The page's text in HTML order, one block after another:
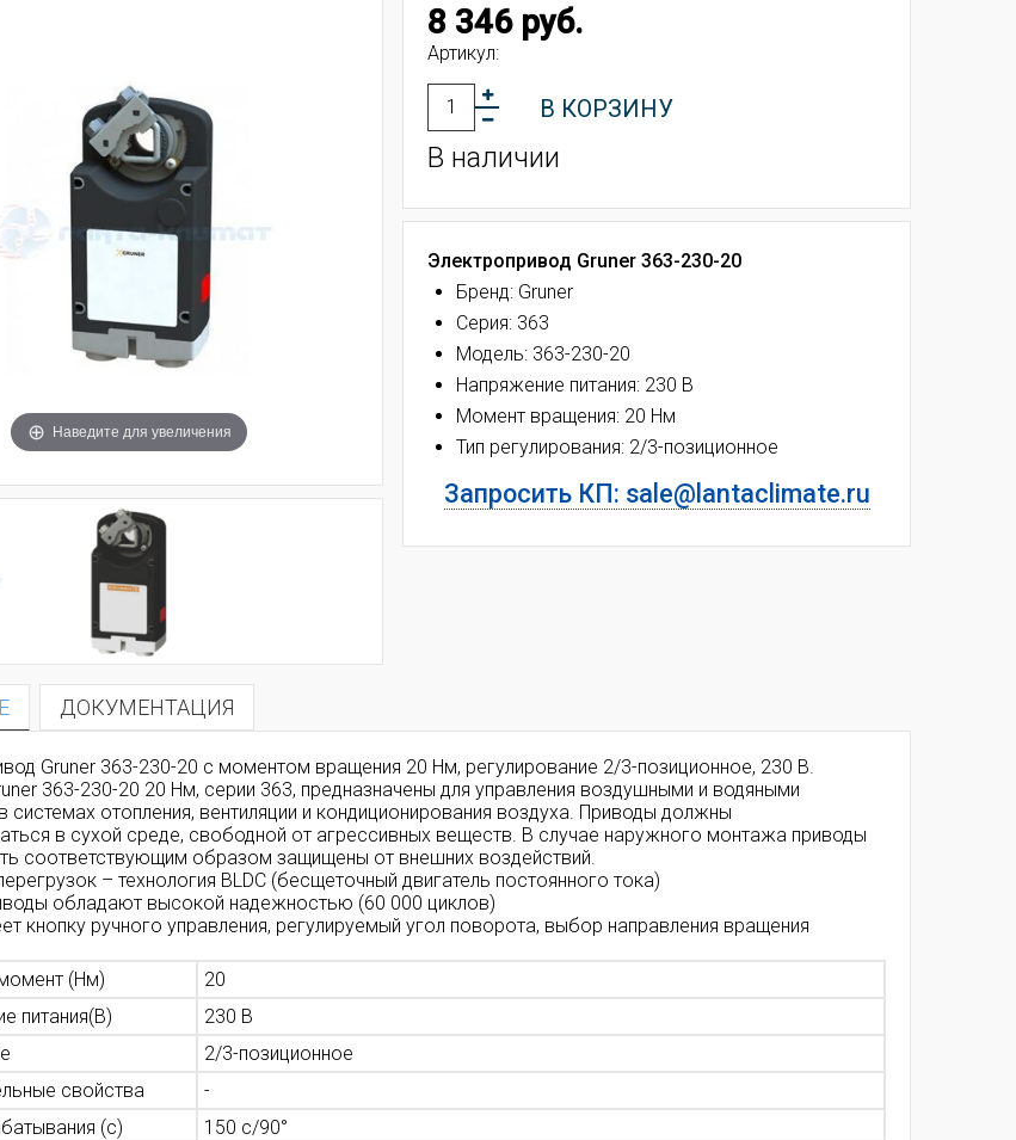
Наведите для увеличения
8 346 руб.
Артикул:
В КОРЗИНУ
В наличии
Электропривод Gruner 363-230-20
Бренд: Gruner
Серия: 363
Модель: 363-230-20
Напряжение питания: 230 В
Момент вращения: 20 Нм
Тип регулирования: 2/3-позиционное
Запросить КП: sale@lantaclimate.ru
ДОКУМЕНТАЦИЯ
Gruner 363-230-20 с моментом вращения 20 Нм, регулирование 2/3-позиционное, 230 В.
363-230-20 20 Нм, серии 363, предназначены для управления воздушными и водяными
системах отопления, вентиляции и кондиционирования воздуха. Приводы должны
в сухой среде, свободной от агрессивных веществ. В случае наружного монтажа приводы
соответствующим образом защищены от внешних воздействий.
– технология BLDC (бесщеточный двигатель постоянного тока)
обладают высокой надежностью (60 000 циклов)
кнопку ручного управления, регулируемый угол поворота, выбор направления вращения
(Нм)
20
питания(В)
230 В
2/3-позиционное
свойства
-
(с)
150 с/90°